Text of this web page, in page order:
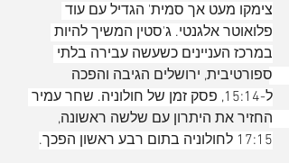
צימקו מעט אך סמית' הגדיל עם עוד
פלואוטר אלגנטי. ג'סטין המשיך להיות
במרכז העניינים כשעשה עבירה בלתי
ספורטיבית, ירושלים הגיבה והפכה
ל-15:14, פסק זמן של חולוניה. שחר עמיר
החזיר את היתרון עם שלשה ראשונה,
17:15 לחולוניה בתום רבע ראשון הפכך.